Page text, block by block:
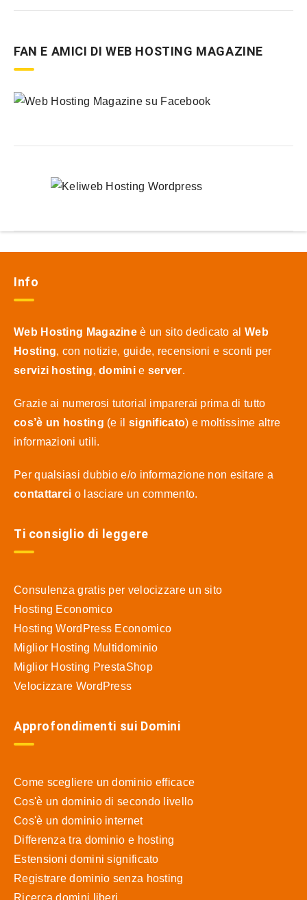
FAN E AMICI DI WEB HOSTING MAGAZINE
Info
Web Hosting Magazine è un sito dedicato al Web
Hosting, con notizie, guide, recensioni e sconti per
servizi hosting,dominie server.
Grazie ai numerosi tutorial imparerai prima di tutto
cos’è un hosting (e il significato) e moltissime altre
informazioni utili.
Per qualsiasi dubbio e/o informazione non esitare a
contattarci o lasciare un commento.
Ti consiglio di leggere
Consulenza gratis per velocizzare un sito
Hosting Economico
Hosting WordPress Economico
Miglior Hosting Multidominio
Miglior Hosting PrestaShop
Velocizzare WordPress
Approfondimenti sui Domini
Come scegliere un dominio efficace
Cos'è un dominio di secondo livello
Cos'è un dominio internet
Differenza tra dominio e hosting
Estensioni domini significato
Registrare dominio senza hosting
Ricerca domini liberi